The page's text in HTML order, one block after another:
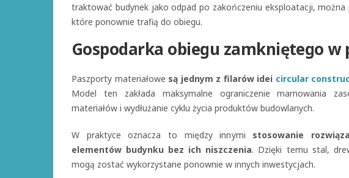
traktować budynek jako odpad po zakończeniu eksploatacji,
które ponownie trafią do obiegu.
Gospodarka obiegu zamkniętego w
Paszporty materiałowe są jednym z filarów idei circular
Model ten zakłada maksymalne ograniczenie marnowania
materiałów i wydłużanie cyklu życia produktów budowlanych.
W praktyce oznacza to między innymi stosowanie
elementów budynku bez ich niszczenia. Dzięki temu stal,
mogą zostać wykorzystane ponownie w innych inwestycjach.